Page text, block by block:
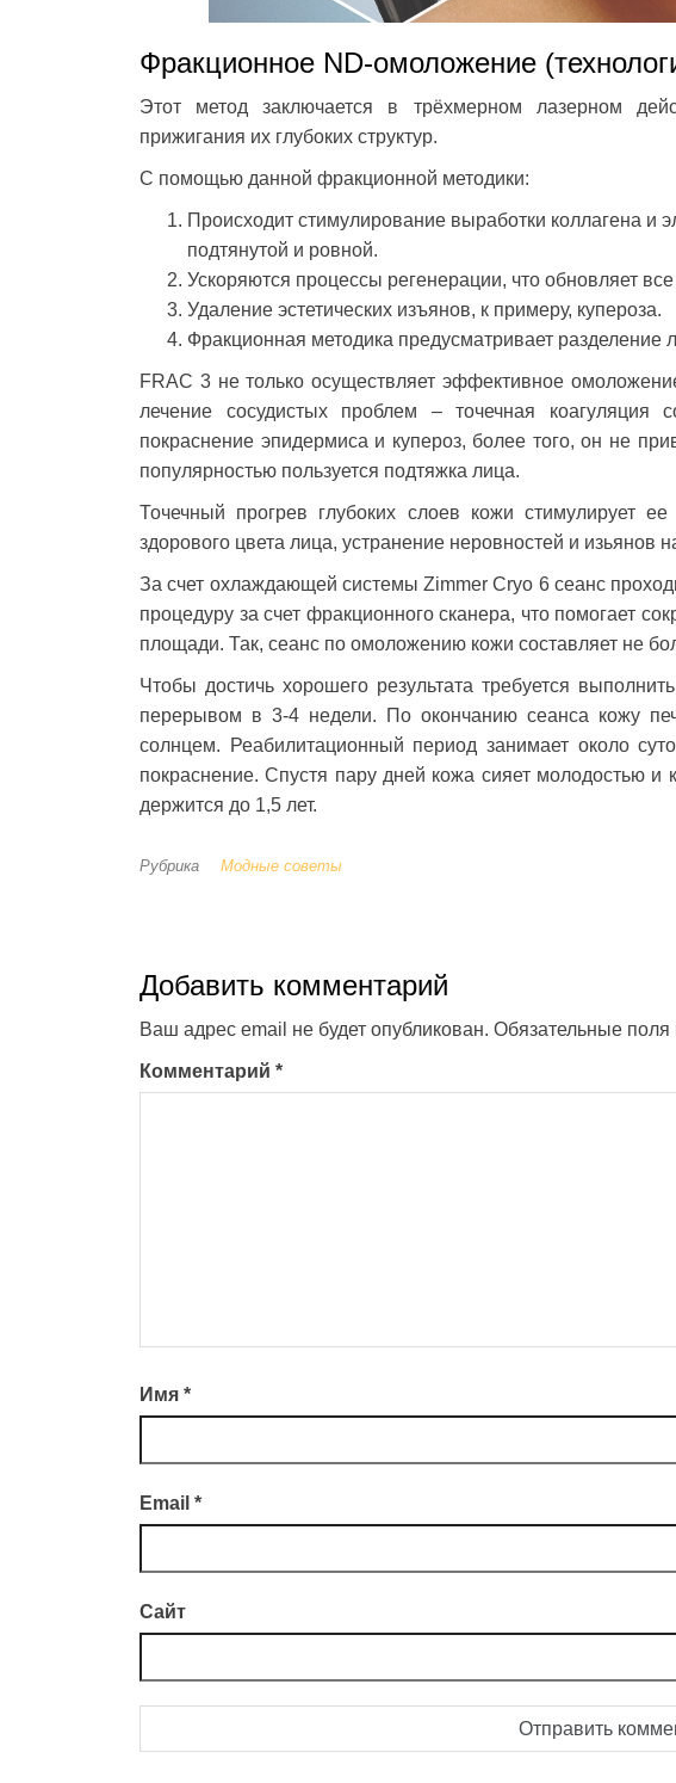
Фракционное ND-омоложение
Этот метод заключается в трёхмерном лазерном
прижигания их глубоких структур.
С помощью данной фракционной методики:
Происходит стимулирование выработки коллагена и
подтянутой и ровной.
Ускоряются процессы регенерации, что обновляет
Удаление эстетических изъянов, к примеру, купероза.
Фракционная методика предусматривает разделение
FRAC 3 не только осуществляет эффективное
лечение сосудистых проблем – точечная коагуляция
покраснение эпидермиса и купероз, более того, он не
популярностью пользуется подтяжка лица.
Точечный прогрев глубоких слоев кожи стимулирует
здорового цвета лица, устранение неровностей и изьянов
За счет охлаждающей системы Zimmer Cryo 6 сеанс
процедуру за счет фракционного сканера, что помогает
площади. Так, сеанс по омоложению кожи составляет не
Чтобы достичь хорошего результата требуется
перерывом в 3-4 недели. По окончанию сеанса кожу
солнцем. Реабилитационный период занимает около
покраснение. Спустя пару дней кожа сияет молодостью
держится до 1,5 лет.
Рубрика Модные советы
Добавить комментарий
Ваш адрес email не будет опубликован. Обязательные
Комментарий *
Имя *
Email *
Сайт